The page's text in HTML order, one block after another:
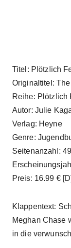
Titel: Plötzlich
Originaltitel:
Reihe: Plötzlich
Autor: Julie
Verlag: Heyne
Genre:
Seitenanzahl:
Preis: 16.99 €
Klappentext:
Meghan Chase
in die